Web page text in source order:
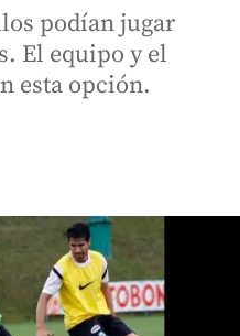
podían jugar
El equipo y el
esta opción.